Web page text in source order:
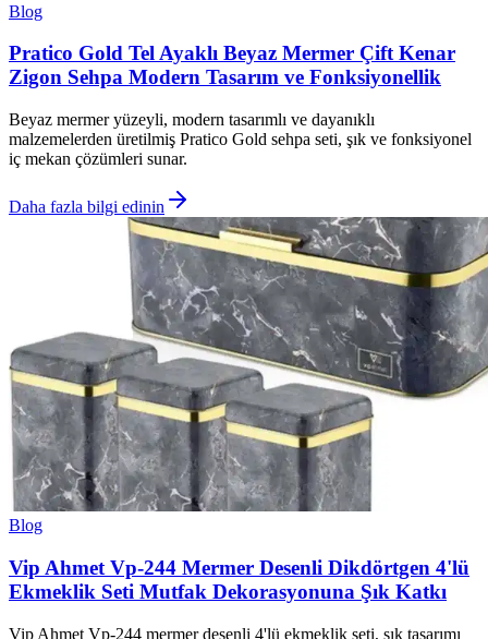
Blog
Pratico Gold Tel Ayaklı Beyaz Mermer Çift Kenar
Zigon Sehpa Modern Tasarım ve Fonksiyonellik
Beyaz mermer yüzeyli, modern tasarımlı ve dayanıklı
malzemelerden üretilmiş Pratico Gold sehpa seti, şık ve fonksiyonel
iç mekan çözümleri sunar.
Daha fazla bilgi edinin
Blog
Vip Ahmet Vp-244 Mermer Desenli Dikdörtgen 4'lü
Ekmeklik Seti Mutfak Dekorasyonuna Şık Katkı
Vip Ahmet Vp-244 mermer desenli 4'lü ekmeklik seti, şık tasarımı